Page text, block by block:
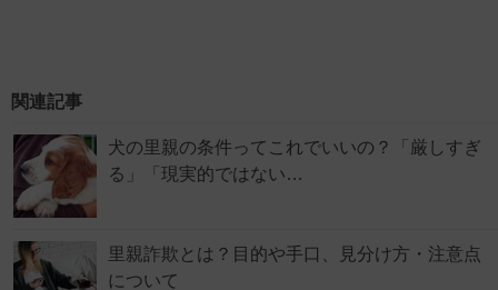
関連記事
犬の里親の条件ってこれでいいの？「厳しすぎ
る」「現実的ではない…
里親詐欺とは？目的や手口、見分け方・注意点
について